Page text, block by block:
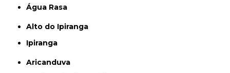
Água Rasa
Alto do Ipiranga
Ipiranga
Aricanduva